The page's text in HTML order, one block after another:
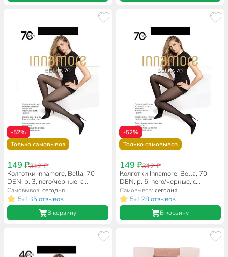
-52%
Только самовывоз
149 ₽312 ₽
Колготки Innamore, Bella, 70
DEN, р. 3, nero/черные, с
шортиками и прозрачным
мыском
Самовывоз:сегодня
5•135 отзывов
В корзину
-52%
Только самовывоз
149 ₽312 ₽
Колготки Innamore, Bella, 70
DEN, р. 5, nero/черные, с
шортиками и прозрачным
мыском
Самовывоз: сегодня
5•128 отзывов
В корзину